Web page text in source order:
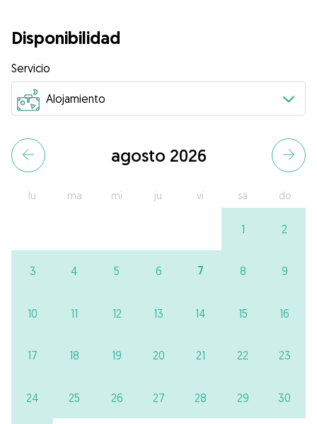
Disponibilidad
Servicio
agosto 2026
lu ma mi ju vi sa do
1 2
3 4 5 6 7 8 9
10 11 12 13 14 15 16
17 18 19 20 21 22 23
24 25 26 27 28 29 30